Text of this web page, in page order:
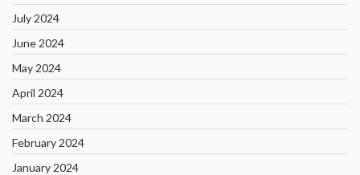
July 2024
June 2024
May 2024
April 2024
March 2024
February 2024
January 2024